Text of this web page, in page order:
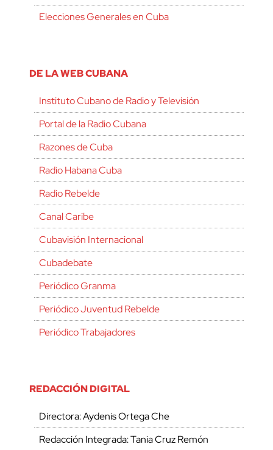
Elecciones Generales en Cuba
DE LA WEB CUBANA
Instituto Cubano de Radio y Televisión
Portal de la Radio Cubana
Razones de Cuba
Radio Habana Cuba
Radio Rebelde
Canal Caribe
Cubavisión Internacional
Cubadebate
Periódico Granma
Periódico Juventud Rebelde
Periódico Trabajadores
REDACCIÓN DIGITAL
Directora: Aydenis Ortega Che
Redacción Integrada: Tania Cruz Remón